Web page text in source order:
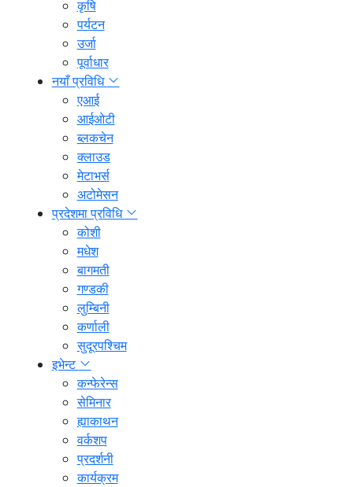
कृषि
पर्यटन
उर्जा
पूर्वाधार
नयाँ प्रविधि
एआई
आईओटी
ब्लकचेन
क्लाउड
मेटाभर्स
अटोमेसन
प्रदेशमा प्रविधि
कोशी
मधेश
बागमती
गण्डकी
लुम्बिनी
कर्णाली
सुदूरपश्चिम
इभेन्ट
कन्फेरेन्स
सेमिनार
ह्याकाथन
वर्कशप
प्रदर्शनी
कार्यक्रम